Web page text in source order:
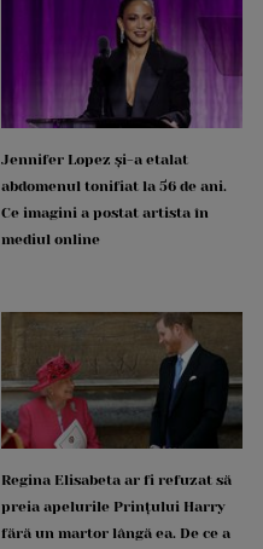
Jennifer Lopez și-a etalat
abdomenul tonifiat la 56 de ani.
Ce imagini a postat artista în
mediul online
Regina Elisabeta ar fi refuzat să
preia apelurile Prințului Harry
fără un martor lângă ea. De ce a